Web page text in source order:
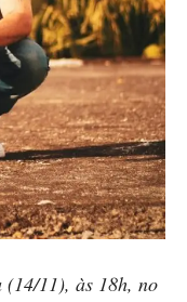
(14/11), às 18h, no